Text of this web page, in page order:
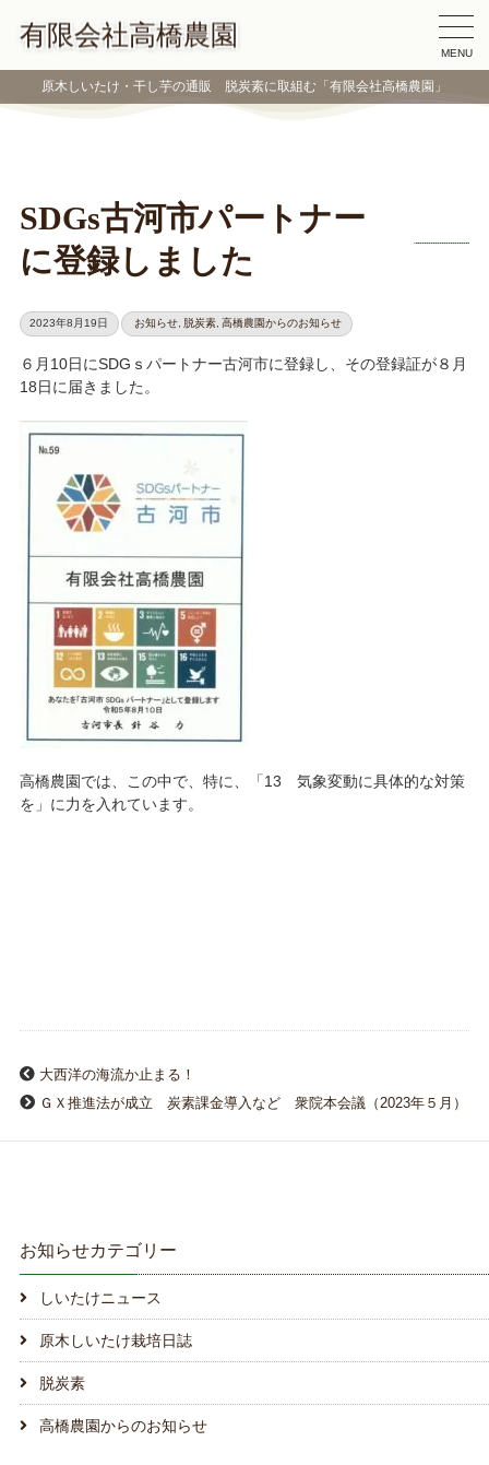
MENU
有限会社高橋農園
原木しいたけ・干し芋の通販 脱炭素に取組む「有限会社高橋農園」
SDGs古河市パートナー
に登録しました
2023年8月19日 お知らせ, 脱炭素, 高橋農園からのお知らせ
６月10日にSDGｓパートナー古河市に登録し、その登録証が８月
18日に届きました。
高橋農園では、この中で、特に、「13 気象変動に具体的な対策
を」に力を入れています。
大西洋の海流か止まる！
ＧＸ推進法が成立 炭素課金導入など 衆院本会議（2023年５月）
お知らせカテゴリー
しいたけニュース
原木しいたけ栽培日誌
脱炭素
高橋農園からのお知らせ